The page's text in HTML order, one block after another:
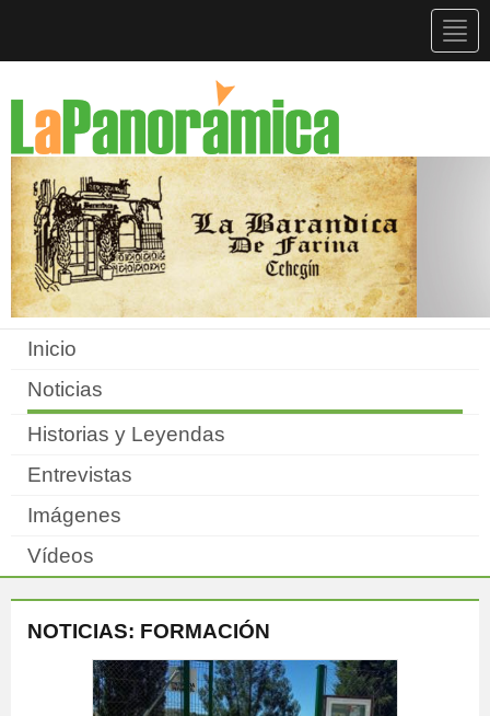
Inicio
Noticias
Historias y Leyendas
Entrevistas
Imágenes
Vídeos
NOTICIAS: FORMACIÓN